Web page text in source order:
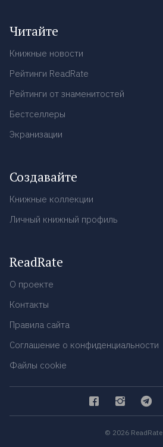
Читайте
Книжные новости
Рейтинги ReadRate
Рейтинги от знаменитостей
Бестселлеры
Экранизации
Создавайте
Книжные коллекции
Личный книжный профиль
ReadRate
О проекте
Контакты
Правила сайта
Соглашение о конфиденциальности
Файлы cookie
© 2026 ReadRate